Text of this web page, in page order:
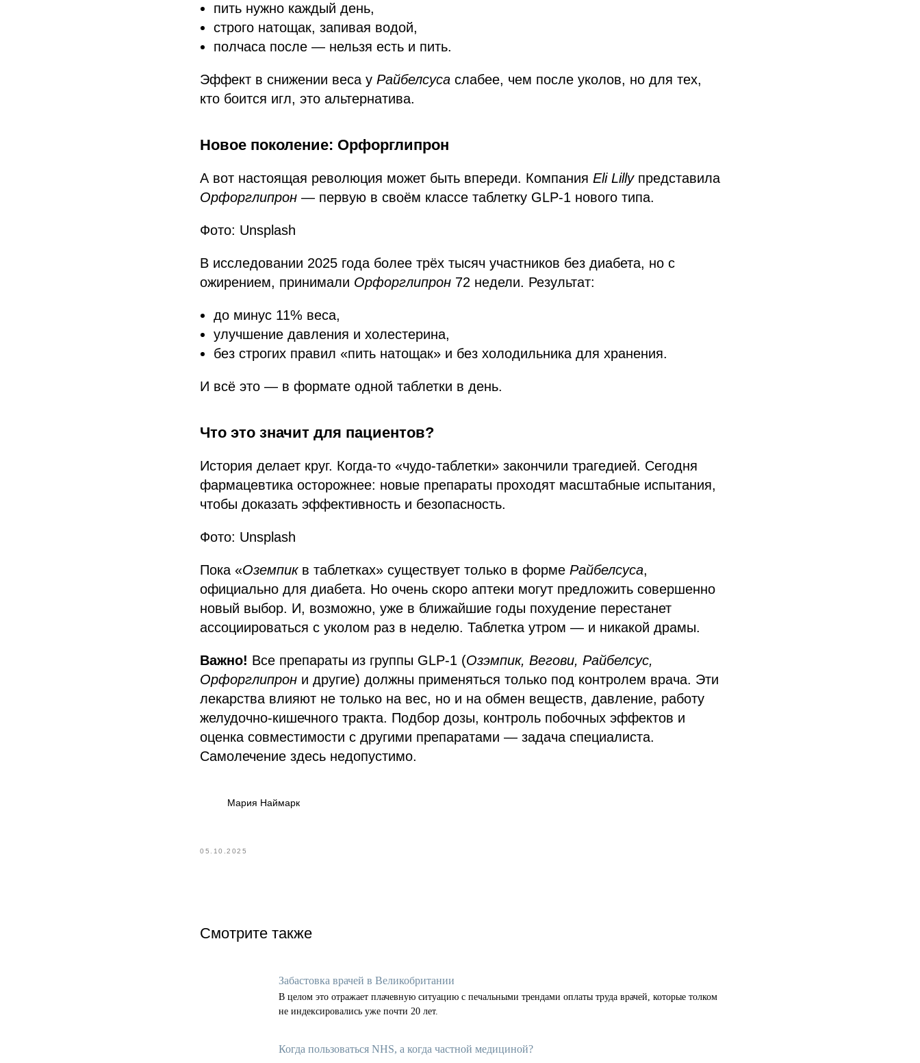
пить нужно каждый день,
строго натощак, запивая водой,
полчаса после — нельзя есть и пить.
Эффект в снижении веса у Райбелсуса слабее, чем после уколов, но для тех,
кто боится игл, это альтернатива.
Новое поколение: Орфорглипрон
А вот настоящая революция может быть впереди. Компания Eli Lillyпредставила
Орфорглипрон — первую в своём классе таблетку GLP-1 нового типа.
Фото: Unsplash
В исследовании 2025 года более трёх тысяч участников без диабета, но с
ожирением, принимали Орфорглипрон 72 недели. Результат:
до минус 11% веса,
улучшение давления и холестерина,
без строгих правил «пить натощак» и без холодильника для хранения.
И всё это — в формате одной таблетки в день.
Что это значит для пациентов?
История делает круг. Когда-то «чудо-таблетки» закончили трагедией. Сегодня
фармацевтика осторожнее: новые препараты проходят масштабные испытания,
чтобы доказать эффективность и безопасность.
Фото: Unsplash
Пока «Оземпикв таблетках» существует только в форме Райбелсуса,
официально для диабета. Но очень скоро аптеки могут предложить совершенно
новый выбор. И, возможно, уже в ближайшие годы похудение перестанет
ассоциироваться с уколом раз в неделю. Таблетка утром — и никакой драмы.
Важно! Все препараты из группы GLP-1 (Озэмпик, Вегови, Райбелсус,
Орфорглипрон и другие) должны применяться только под контролем врача. Эти
лекарства влияют не только на вес, но и на обмен веществ, давление, работу
желудочно-кишечного тракта. Подбор дозы, контроль побочных эффектов и
оценка совместимости с другими препаратами — задача специалиста.
Самолечение здесь недопустимо.
Мария Наймарк
05.10.2025
Смотрите также
Забастовка врачей в Великобритании
В целом это отражает плачевную ситуацию с печальными трендами оплаты труда врачей, которые толком
не индексировались уже почти 20 лет.
Когда пользоваться NHS, а когда частной медициной?